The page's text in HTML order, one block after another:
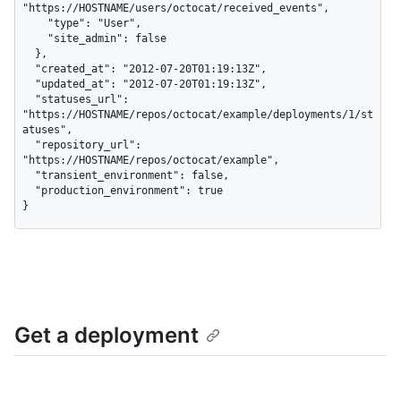
"https://HOSTNAME/users/octocat/received_events",
"https://HOSTNAME/repos/octocat/example/deployments/1/st
atuses",
"https://HOSTNAME/repos/octocat/example",
}
Get a deployment